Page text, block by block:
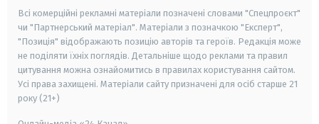
Всі комерційні рекламні матеріали позначені словами "Спецпроєкт"
чи "Партнерський матеріал". Матеріали з позначкою "Експерт",
"Позиція" відображають позицію авторів та героїв. Редакція може
не поділяти їхніх поглядів. Детальніше щодо реклами та правил
цитування можна ознайомитись в правилах користування сайтом.
Усі права захищені. Матеріали сайту призначені для осіб старше 21
року (21+)